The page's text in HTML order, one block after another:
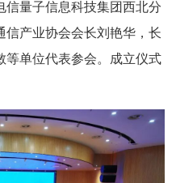
信量子信息科技集团西北分
产业协会会长刘艳华，长
等单位代表参会。成立仪式